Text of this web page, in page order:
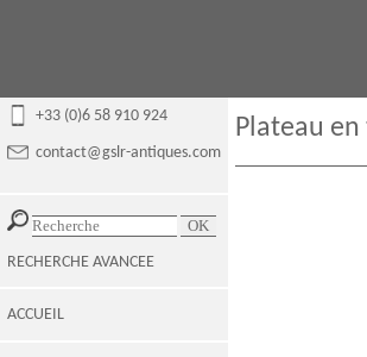
+33 (0)6 58 910 924
contact@gslr-antiques.com
RECHERCHE AVANCEE
ACCUEIL
Plateau